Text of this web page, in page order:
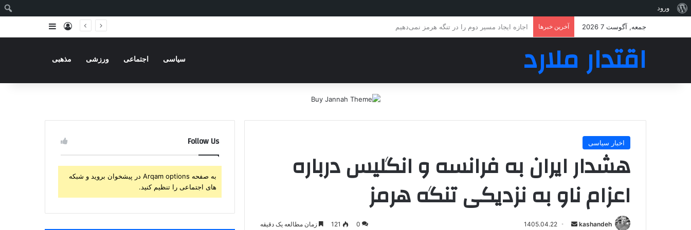
درباره
ورود
جمعه, آگوست 7 2026 آخرین خبرها انفجار در مقر مزدوران وابسته به ریاض در مرکز و شرق یمن ورودسایدبار
اقتدار ملارد سیاسی اجتماعی ورزشی مذهبی
اخبار سیاسی
هشدار ایران به فرانسه و انگلیس درباره
اعزام ناو به نزدیکی تنگه هرمز
kashandeh
ارسال1405.04.22
0
121 زمان مطالعه یک دقیقه
Follow Us
به صفحه Arqam options در پیشخوان بروید و شبکه
های اجتماعی را تنظیم کنید.